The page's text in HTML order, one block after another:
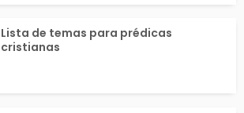
Lista de temas para prédicas
cristianas